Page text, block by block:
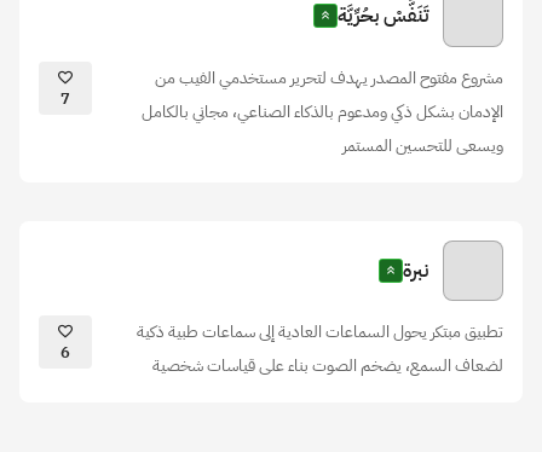
تَنَفَّسْ بحُرِّيَّة
مشروع مفتوح المصدر يهدف لتحرير مستخدمي الفيب من
الإدمان بشكل ذكي ومدعوم بالذكاء الصناعي، مجاني بالكامل
ويسعى للتحسين المستمر
7
نبرة
تطبيق مبتكر يحول السماعات العادية إلى سماعات طبية ذكية
لضعاف السمع، يضخم الصوت بناء على قياسات شخصية
6